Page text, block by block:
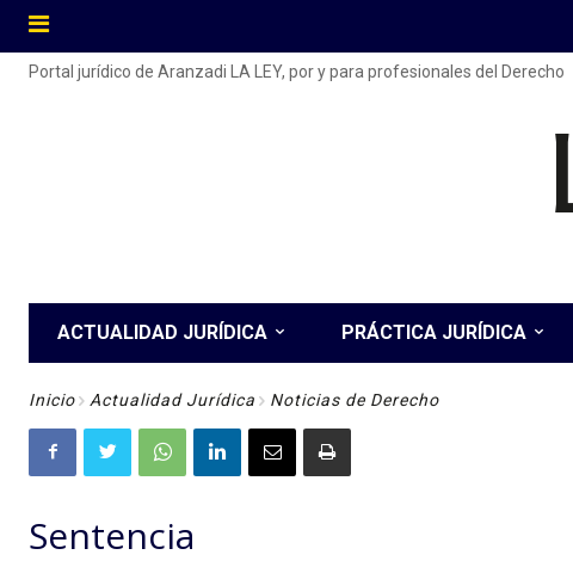
Portal jurídico de Aranzadi LA LEY, por y para profesionales del Derecho
ACTUALIDAD JURÍDICA PRÁCTICA JURÍDICA
Inicio Actualidad Jurídica Noticias de Derecho
Sentencia